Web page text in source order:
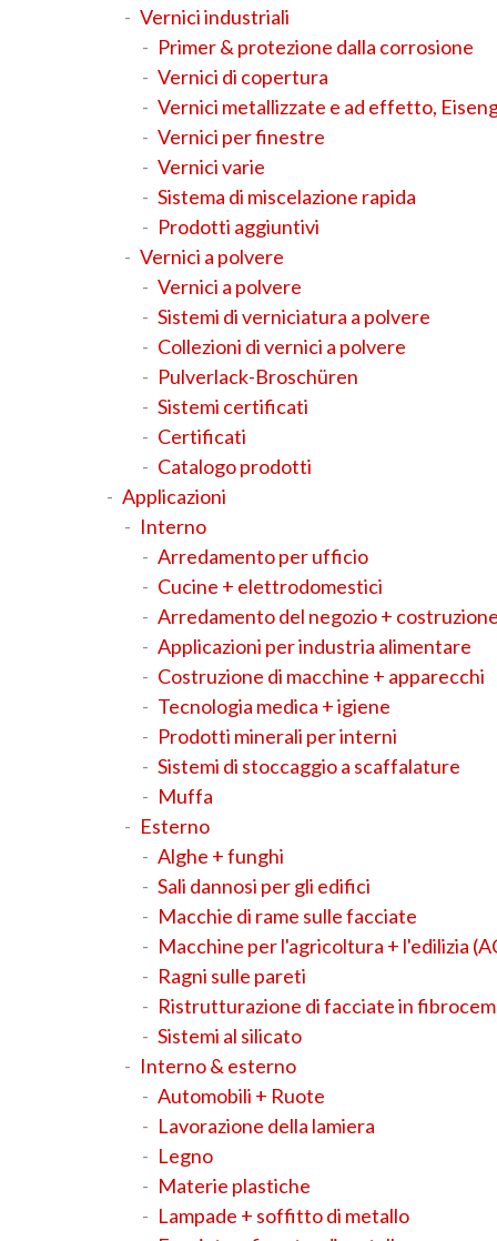
Vernici industriali
Primer & protezione dalla corrosione
Vernici di copertura
Vernici metallizzate e ad effetto,
Vernici per finestre
Vernici varie
Sistema di miscelazione rapida
Prodotti aggiuntivi
Vernici a polvere
Vernici a polvere
Sistemi di verniciatura a polvere
Collezioni di vernici a polvere
Pulverlack-Broschüren
Sistemi certificati
Certificati
Catalogo prodotti
Applicazioni
Interno
Arredamento per ufficio
Cucine + elettrodomestici
Arredamento del negozio +
Applicazioni per industria alimentare
Costruzione di macchine + apparecchi
Tecnologia medica + igiene
Prodotti minerali per interni
Sistemi di stoccaggio a scaffalature
Muffa
Esterno
Alghe + funghi
Sali dannosi per gli edifici
Macchie di rame sulle facciate
Macchine per l'agricoltura + l'edilizia
Ragni sulle pareti
Ristrutturazione di facciate in
Sistemi al silicato
Interno & esterno
Automobili + Ruote
Lavorazione della lamiera
Legno
Materie plastiche
Lampade + soffitto di metallo